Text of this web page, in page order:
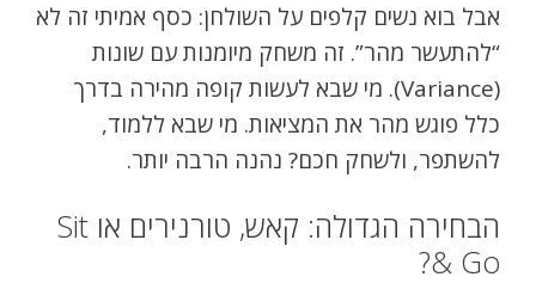
אבל בוא נשים קלפים על השולחן: כסף אמיתי זה לא
“להתעשר מהר”. זה משחק מיומנות עם שונות
(Variance). מי שבא לעשות קופה מהירה בדרך
כלל פוגש מהר את המציאות. מי שבא ללמוד,
להשתפר, ולשחק חכם? נהנה הרבה יותר.
הבחירה הגדולה: קאש, טורנירים או Sit
& Go?